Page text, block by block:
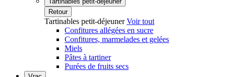
Retour
Tartinables petit-déjeunerVoir tout
Confitures allégées en sucre
Confitures, marmelades et gelées
Miels
Pâtes à tartiner
Purées de fruits secs